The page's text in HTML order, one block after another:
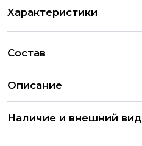
Характеристики
Состав
Описание
Наличие и внешний вид